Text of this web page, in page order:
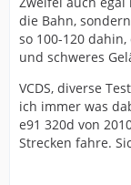
die Bahn,
so 100-120
und schweres
VCDS, diverse
ich immer was
e91 320d von
Strecken fahre.